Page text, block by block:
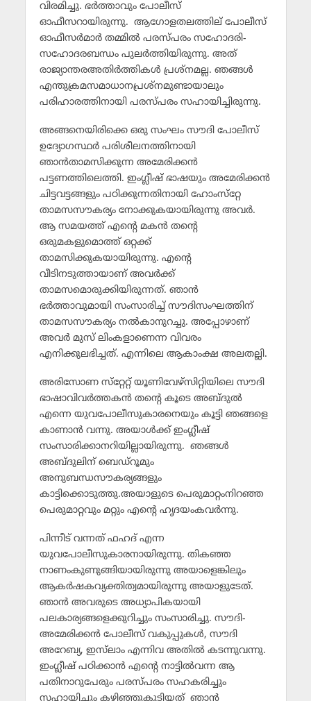
വിരമിച്ചു. ഭര്‍ത്താവും പോലീസ്
ഓഫീസറായിരുന്നു. ആഗോളതലത്തില് പോലീസ്
ഓഫീസര്‍മാര്‍ തമ്മില്‍ പരസ്പരം സഹോദരി-
സഹോദരബന്ധം പുലര്‍ത്തിയിരുന്നു. അത്
രാജ്യാന്തരഅതിര്‍ത്തികള്‍ പ്രശ്‌നമല്ല. ഞങ്ങള്‍
എന്തുക്രമസമാധാനപ്രശ്‌നമുണ്ടായാലും
പരിഹാരത്തിനായി പരസ്പരം സഹായിച്ചിരുന്നു.
അങ്ങനെയിരിക്കെ ഒരു സംഘം സൗദി പോലീസ്
ഉദ്യോഗസ്ഥര്‍ പരിശീലനത്തിനായി
ഞാന്‍താമസിക്കുന്ന അമേരിക്കന്‍
പട്ടണത്തിലെത്തി. ഇംഗ്ലീഷ് ഭാഷയും അമേരിക്കന്‍
ചിട്ടവട്ടങ്ങളും പഠിക്കുന്നതിനായി ഹോംസ്‌റ്റേ
താമസസൗകര്യം നോക്കുകയായിരുന്നു അവര്‍.
ആ സമയത്ത് എന്റെ മകന്‍ തന്റെ
ഒരുമകളുമൊത്ത് ഒറ്റക്ക്
താമസിക്കുകയായിരുന്നു. എന്റെ
വീടിനടുത്തായാണ് അവര്‍ക്ക്
താമസമൊരുക്കിയിരുന്നത്. ഞാന്‍
ഭര്‍ത്താവുമായി സംസാരിച്ച് സൗദിസംഘത്തിന്
താമസസൗകര്യം നല്‍കാനുറച്ചു. അപ്പോഴാണ്
അവര്‍ മുസ് ലിംകളാണെന്ന വിവരം
എനിക്കുലഭിച്ചത്. എന്നിലെ ആകാംക്ഷ അലതല്ലി.
അരിസോണ സ്‌റ്റേറ്റ് യൂണിവേഴ്‌സിറ്റിയിലെ സൗദി
ഭാഷാവിവര്‍ത്തകന്‍ തന്റെ കൂടെ അബ്ദുല്‍
എന്നെ യുവപോലീസുകാരനെയും കൂട്ടി ഞങ്ങളെ
കാണാന്‍ വന്നു. അയാള്‍ക്ക് ഇംഗ്ലീഷ്
സംസാരിക്കാനറിയില്ലായിരുന്നു. ഞങ്ങള്‍
അബ്ദുലിന് ബെഡ്‌റൂമും
അനുബന്ധസൗകര്യങ്ങളും
കാട്ടിക്കൊടുത്തു.അയാളുടെ പെരുമാറ്റംനിറഞ്ഞ
പെരുമാറ്റവും മറ്റും എന്റെ ഹൃദയംകവര്‍ന്നു.
പിന്നീട് വന്നത് ഫഹദ് എന്ന
യുവപോലീസുകാരനായിരുന്നു. തികഞ്ഞ
നാണംകുണുങ്ങിയായിരുന്നു അയാളെങ്കിലും
ആകര്‍ഷകവ്യക്തിത്വമായിരുന്നു അയാളുടേത്.
ഞാന്‍ അവരുടെ അധ്യാപികയായി
പലകാര്യങ്ങളെക്കുറിച്ചും സംസാരിച്ചു. സൗദി-
അമേരിക്കന്‍ പോലീസ് വകുപ്പുകള്‍, സൗദി
അറേബ്യ, ഇസ്‌ലാം എന്നിവ അതില്‍ കടന്നുവന്നു.
ഇംഗ്ലീഷ് പഠിക്കാന്‍ എന്റെ നാട്ടില്‍വന്ന ആ
പതിനാറുപേരും പരസ്പരം സഹകരിച്ചും
സഹായിച്ചും കഴിഞ്ഞുകൂടിയത് ഞാന്‍